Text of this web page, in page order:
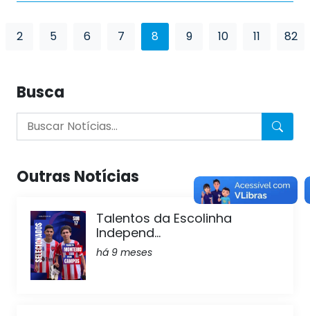
2 5 6 7 8 9 10 11 82
Busca
Outras Notícias
Talentos da Escolinha
Independ...
há 9 meses